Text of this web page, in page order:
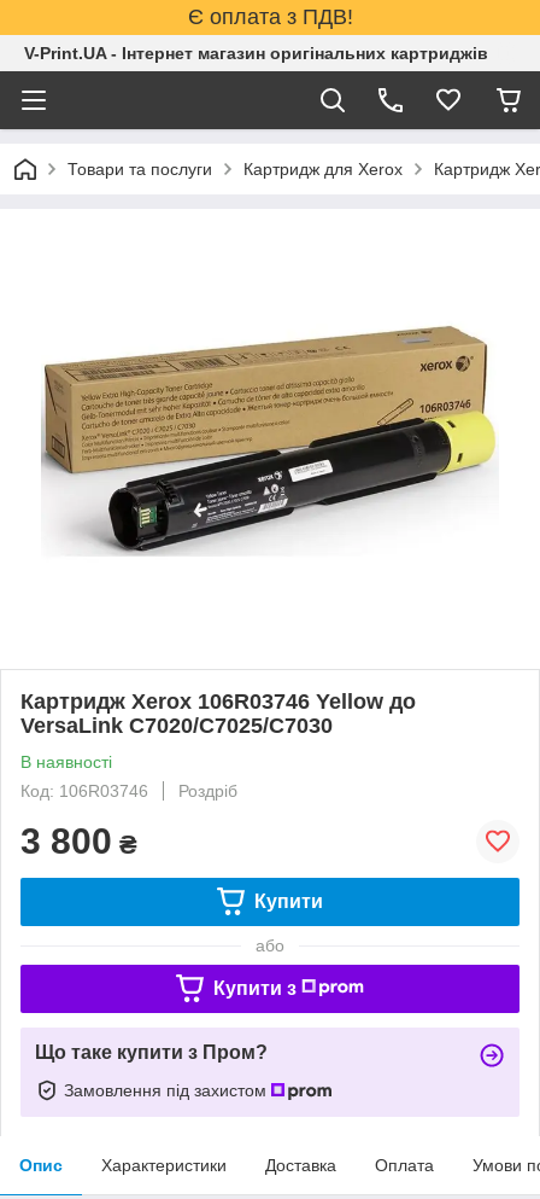
Є оплата з ПДВ!
V-Print.UA - Інтернет магазин оригінальних картриджів
Товари та послуги Картридж для Xerox Картридж
Картридж Xerox 106R03746 Yellow до
VersaLink C7020/C7025/C7030
В наявності
Код: 106R03746
Роздріб
3 800 ₴
Купити
або
Купити з
Що таке купити з Пром?
Замовлення під захистом
Опис Характеристики Доставка Оплата Умови